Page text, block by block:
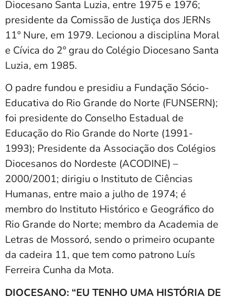
Diocesano Santa Luzia, entre 1975 e 1976;
presidente da Comissão de Justiça dos JERNs
11° Nure, em 1979. Lecionou a disciplina Moral
e Cívica do 2° grau do Colégio Diocesano Santa
Luzia, em 1985.
O padre fundou e presidiu a Fundação Sócio-
Educativa do Rio Grande do Norte (FUNSERN);
foi presidente do Conselho Estadual de
Educação do Rio Grande do Norte (1991-
1993); Presidente da Associação dos Colégios
Diocesanos do Nordeste (ACODINE) –
2000/2001; dirigiu o Instituto de Ciências
Humanas, entre maio a julho de 1974; é
membro do Instituto Histórico e Geográfico do
Rio Grande do Norte; membro da Academia de
Letras de Mossoró, sendo o primeiro ocupante
da cadeira 11, que tem como patrono Luís
Ferreira Cunha da Mota.
DIOCESANO: “EU TENHO UMA HISTÓRIA DE